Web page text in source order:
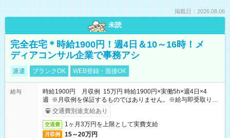
掲載日：2026.08.06
未読
完全在宅＊時給1900円！週4日＆10～16時！メ
ディアコンサル企業で事務アシ
派遣 ブランクOK WEB登録・面接OK
給与
時給1900円 月収例 15万円 時給1900円×実働5h×週4日×4
週 ※月収例を保証するものではありません。※給与即受取りサ
ービス利用可（利用条件有）
交通費別途支給あり
交通費 1ヶ月3万円を上限として実費支給
月収例 15～20万円